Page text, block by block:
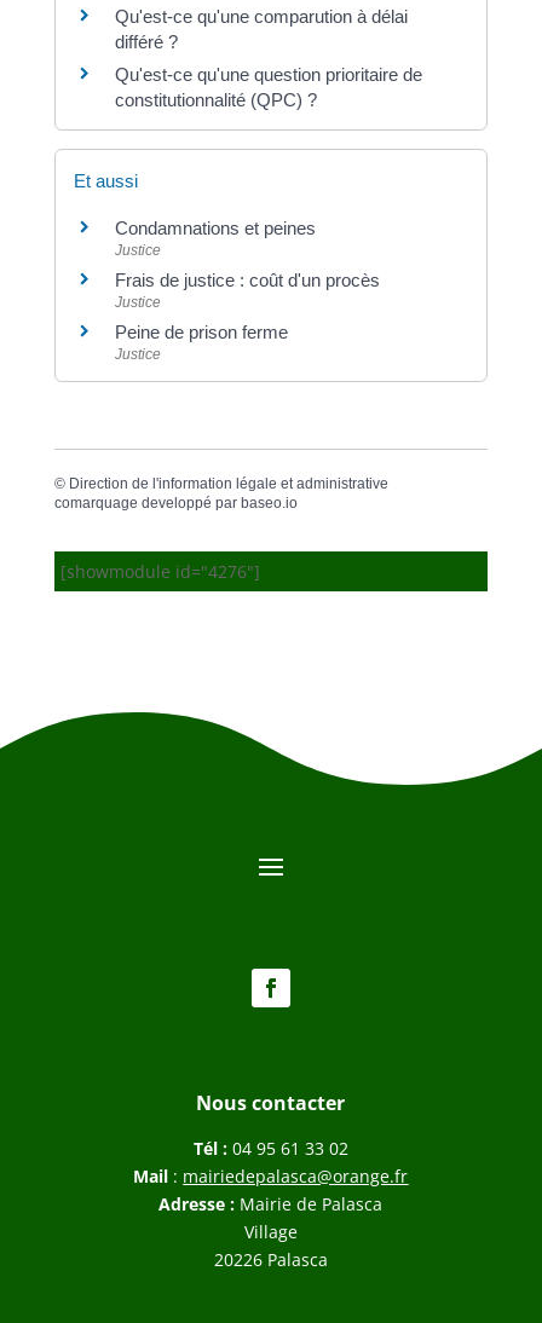
Qu'est-ce qu'une comparution à délai
différé ?
Qu'est-ce qu'une question prioritaire de
constitutionnalité (QPC) ?
Et aussi
Condamnations et peines
Justice
Frais de justice : coût d'un procès
Justice
Peine de prison ferme
Justice
© Direction de l'information légale et administrative
comarquage developpé par baseo.io
[showmodule id="4276"]
Nous contacter
Tél : 04 95 61 33 02
Mail : mairiedepalasca@orange.fr
Adresse : Mairie de Palasca
Village
20226 Palasca